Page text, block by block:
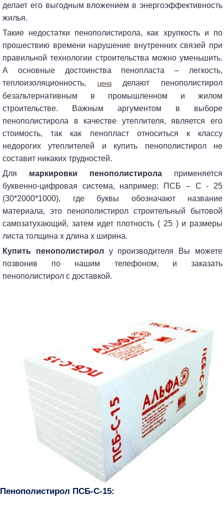
делает его выгодным вложением в энергоэффективность
жилья.
Такие недостатки пенополистирола, как хрупкость и по
прошествию времени нарушение внутренних связей при
правильной технологии строительства можно уменьшить.
А основные достоинства пенопласта – легкость,
теплоизоляционность,
ценаделают пенополистирол
безальтернативным в промышленном и жилом
строительстве. Важным аргументом в выборе
пенополистирола в качестве утеплителя, является его
стоимость, так как пенопласт относиться к классу
недорогих утеплителей и купить пенополистирол не
составит никаких трудностей.
Для маркировки пенополистирола применяется
буквенно-цифровая система, например: ПСБ – С - 25
(30*2000*1000), где буквы обозначают название
материала, это пенополистирол строительный бытовой
самозатухающий, затем идет плотность ( 25 ) и размеры
листа толщина х длина х ширина.
Купить пенополистирол у производителя Вы можете
позвонив по нашим телефоном, и заказать
пенополистирол с доставкой.
Пенополистирол ПСБ-С-15: